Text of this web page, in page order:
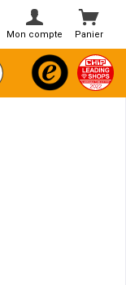
Panier
Mon compte